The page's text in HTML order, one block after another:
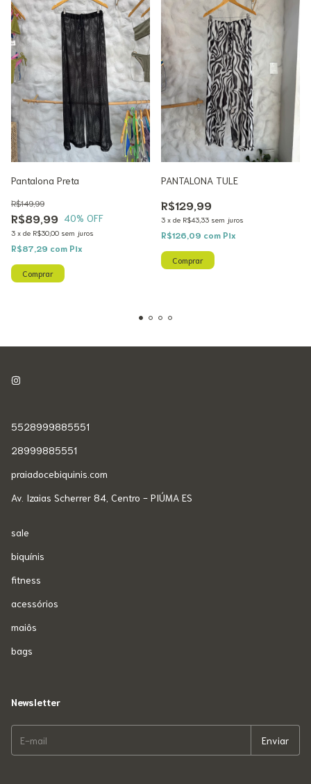
Pantalona Preta
R$89,99
R$149,99
40% OFF
3 x de R$30,00 sem juros
R$87,29 com Pix
Comprar
PANTALONA TULE
R$129,99
3 x de R$43,33 sem juros
R$126,09 com Pix
Comprar
5528999885551
28999885551
praiadocebiquinis.com
Av. Izaias Scherrer 84, Centro - PIÚMA ES
sale
biquínis
fitness
acessórios
maiôs
bags
Newsletter